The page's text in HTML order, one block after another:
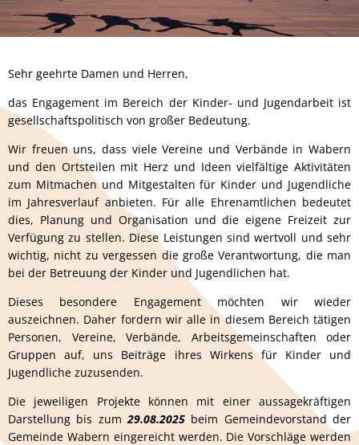
Sehr geehrte Damen und Herren,
das Engagement im Bereich der Kinder- und Jugendarbeit ist
gesellschaftspolitisch von großer Bedeutung.
Wir freuen uns, dass viele Vereine und Verbände in Wabern
und den Ortsteilen mit Herz und Ideen vielfältige Aktivitäten
zum Mitmachen und Mitgestalten für Kinder und Jugendliche
im Jahresverlauf anbieten. Für alle Ehrenamtlichen bedeutet
dies, Planung und Organisation und die eigene Freizeit zur
Verfügung zu stellen. Diese Leistungen sind wertvoll und sehr
wichtig, nicht zu vergessen die große Verantwortung, die man
bei der Betreuung der Kinder und Jugendlichen hat.
Dieses besondere Engagement möchten wir wieder
auszeichnen. Daher fordern wir alle in diesem Bereich tätigen
Personen, Vereine, Verbände, Arbeitsgemeinschaften oder
Gruppen auf, uns Beiträge ihres Wirkens für Kinder und
Jugendliche zuzusenden.
Die jeweiligen Projekte können mit einer aussagekräftigen
Darstellung bis zum 29.08.2025 beim Gemeindevorstand der
Gemeinde Wabern eingereicht werden. Die Vorschläge werden